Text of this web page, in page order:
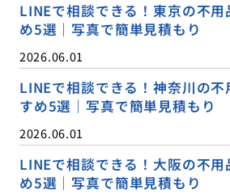
LINEで相談できる！東京の不
め5選｜写真で簡単見積もり
2026.06.01
LINEで相談できる！神奈川の
すめ5選｜写真で簡単見積もり
2026.06.01
LINEで相談できる！大阪の不
め5選｜写真で簡単見積もり